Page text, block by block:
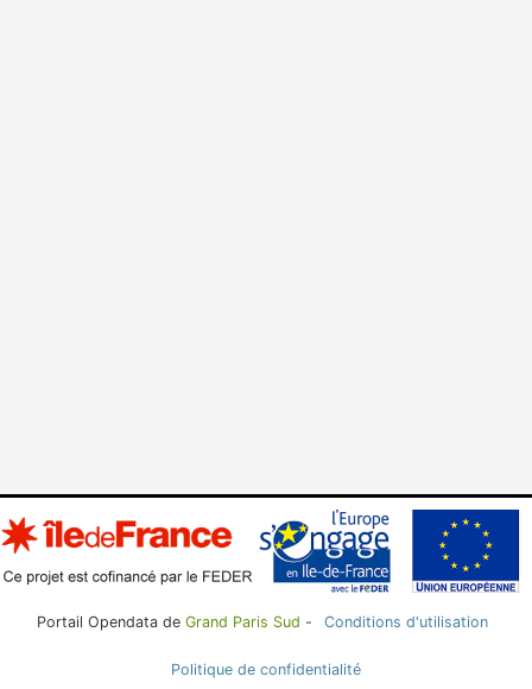
Portail Opendata de Grand Paris Sud - Conditions d'utilisation
Politique de confidentialité